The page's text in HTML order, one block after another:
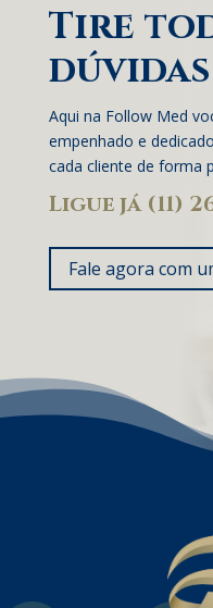
Tire
dúvidas
Aqui na Follow Med
empenhado e
cada cliente de forma
Ligue já (11)
Fale agora com